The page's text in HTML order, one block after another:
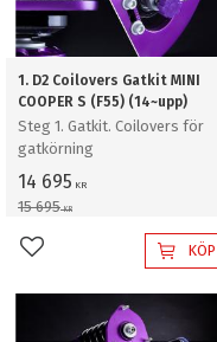
1. D2 Coilovers Gatkit MINI
COOPER S (F55) (14~upp)
Steg 1. Gatkit. Coilovers för
gatkörning
14 695 KR
15 695KR
Lägg till i favoriterKÖP